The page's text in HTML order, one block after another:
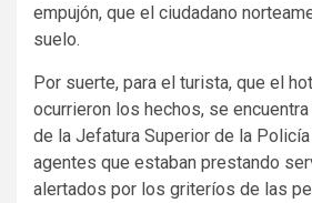
empujón, que el ciudadano
suelo.
Por suerte, para el turista, que el
ocurrieron los hechos, se
de la Jefatura Superior de la
agentes que estaban prestando
alertados por los griteríos de las